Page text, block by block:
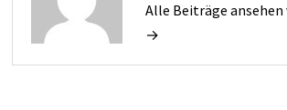
Alle Beiträge ansehen
→